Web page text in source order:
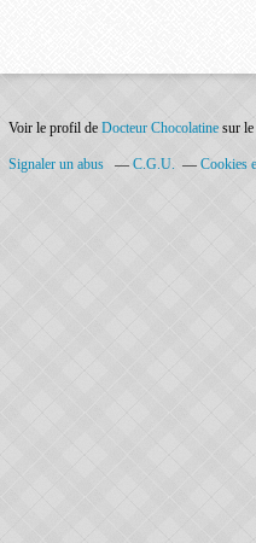
Voir le profil de Docteur Chocolatine sur
Signaler un abus C.G.U. Cookies